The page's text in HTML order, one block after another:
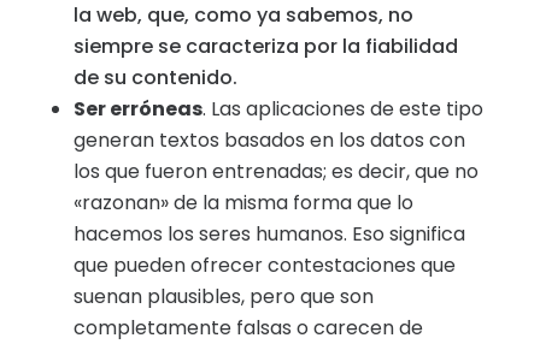
la web, que, como ya sabemos, no
siempre se caracteriza por la fiabilidad
de su contenido.
Ser erróneas. Las aplicaciones de este tipo
generan textos basados en los datos con
los que fueron entrenadas; es decir, que no
«razonan» de la misma forma que lo
hacemos los seres humanos. Eso significa
que pueden ofrecer contestaciones que
suenan plausibles, pero que son
completamente falsas o carecen de